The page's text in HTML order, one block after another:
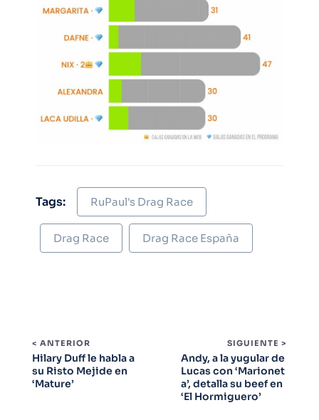
Tags: RuPaul's Drag Race
Drag Race Drag Race España
< ANTERIOR
Hilary Duff le habla a
su Risto Mejide en
‘Mature’
SIGUIENTE >
Andy, a la yugular de
Lucas con ‘Marionet
a’, detalla su beef en
‘El Hormiguero’